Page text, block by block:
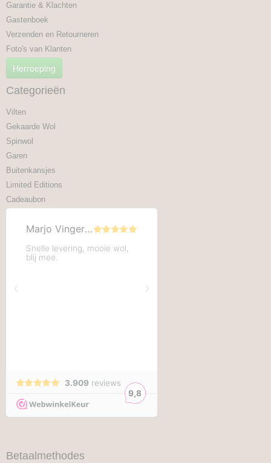
Garantie & Klachten
Gastenboek
Verzenden en Retourneren
Foto's van Klanten
Herroeping
Categorieën
Vilten
Gekaarde Wol
Spinwol
Garen
Buitenkansjes
Limited Editions
Cadeaubon
Betaalmethodes